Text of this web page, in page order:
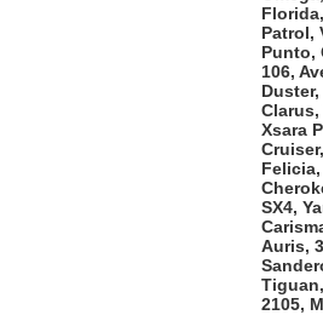
Patrol,
Punto,
106,
Clarus,
Xsara
Felicia,
SX4,
Auris,
2105,